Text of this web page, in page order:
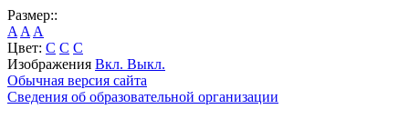
Размер::
A A A
Цвет: C C C
Изображения Вкл. Выкл.
Обычная версия сайта
Сведения об образовательной организации